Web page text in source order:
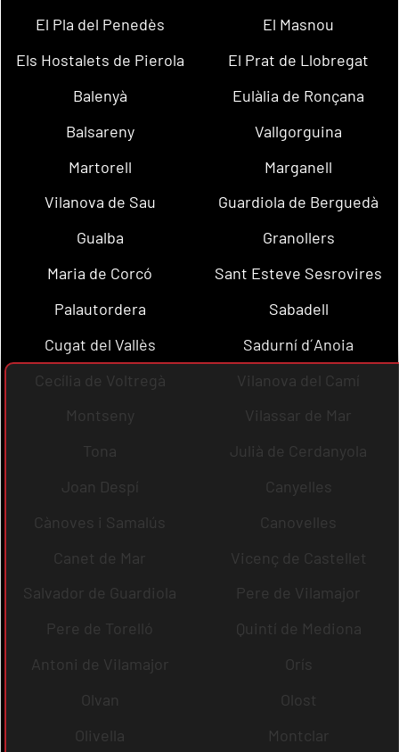
El Pla del Penedès
El Masnou
Els Hostalets de Pierola
El Prat de Llobregat
Balenyà
Eulàlia de Ronçana
Balsareny
Vallgorguina
Martorell
Marganell
Vilanova de Sau
Guardiola de Berguedà
Gualba
Granollers
Maria de Corcó
Sant Esteve Sesrovires
Palautordera
Sabadell
Cugat del Vallès
Sadurní d´Anoia
Cecília de Voltregà
Vilanova del Camí
Montseny
Vilassar de Mar
Tona
Julià de Cerdanyola
Joan Despí
Canyelles
Cànoves i Samalús
Canovelles
Canet de Mar
Vicenç de Castellet
Salvador de Guardiola
Pere de Vilamajor
Pere de Torelló
Quintí de Mediona
Antoni de Vilamajor
Orís
Olvan
Olost
Olivella
Montclar